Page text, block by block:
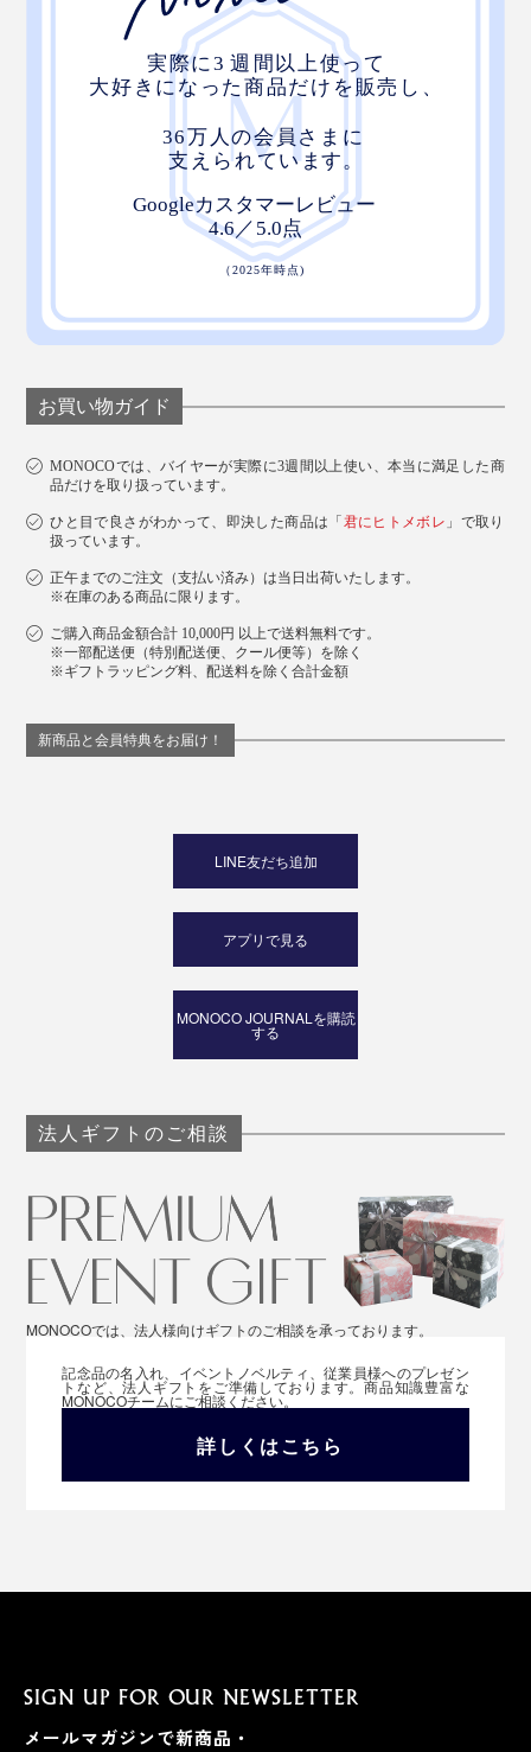
さと、心地よい暖かさを、ぜひ体感してください。
お買い物ガイド
MONOCOでは、バイヤーが実際に3週間以上使い、本当に満足した商
品だけを取り扱っています。
ひと目で良さがわかって、即決した商品は「 君にヒトメボレ 」で取り
扱っています。
正午までのご注文（支払い済み）は当日出荷いたします。
※在庫のある商品に限ります。
ご購入商品金額合計 10,000円 以上で送料無料です。
※一部配送便（特別配送便、クール便等）を除く
※ギフトラッピング料、配送料を除く合計金額
新商品と会員特典をお届け！
LINE友だち追加
アプリで見る
MONOCO JOURNALを購読
する
法人ギフトのご相談
MONOCOでは、法人様向けギフトのご相談を承っております。
記念品の名入れ、イベントノベルティ、従業員様へのプレゼン
トなど、法人ギフトをご準備しております。商品知識豊富な
MONOCOチームにご相談ください。
詳しくはこちら
SIGN UP FOR OUR NEWSLETTER
メールマガジンで新商品・